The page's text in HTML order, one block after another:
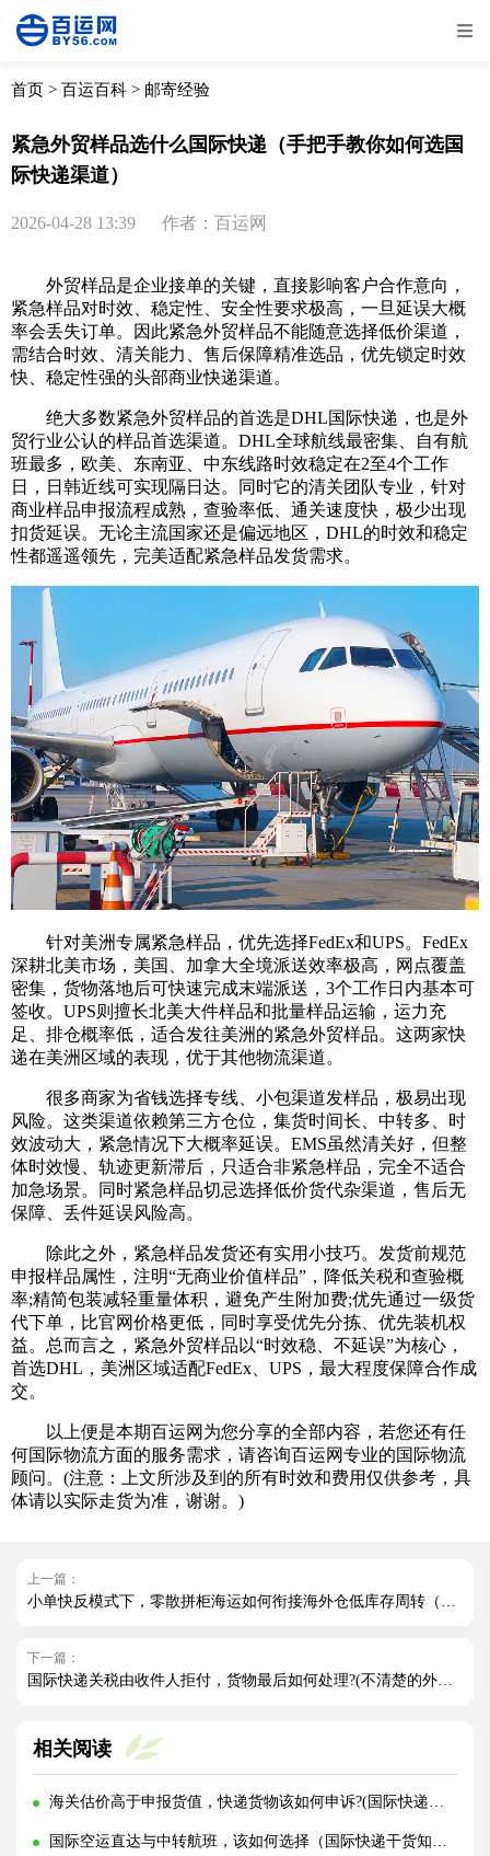
全部 物流资讯
首页 > 百运百科 > 邮寄经验
紧急外贸样品选什么国际快递（手把手教你如何选国
际快递渠道）
2026-04-28 13:39 作者：百运网
外贸样品是企业接单的关键，直接影响客户合作意向，
紧急样品对时效、稳定性、安全性要求极高，一旦延误大概
率会丢失订单。因此紧急外贸样品不能随意选择低价渠道，
需结合时效、清关能力、售后保障精准选品，优先锁定时效
快、稳定性强的头部商业快递渠道。
绝大多数紧急外贸样品的首选是DHL国际快递，也是外
贸行业公认的样品首选渠道。DHL全球航线最密集、自有航
班最多，欧美、东南亚、中东线路时效稳定在2至4个工作
日，日韩近线可实现隔日达。同时它的清关团队专业，针对
商业样品申报流程成熟，查验率低、通关速度快，极少出现
扣货延误。无论主流国家还是偏远地区，DHL的时效和稳定
性都遥遥领先，完美适配紧急样品发货需求。
针对美洲专属紧急样品，优先选择FedEx和UPS。FedEx
深耕北美市场，美国、加拿大全境派送效率极高，网点覆盖
密集，货物落地后可快速完成末端派送，3个工作日内基本可
签收。UPS则擅长北美大件样品和批量样品运输，运力充
足、排仓概率低，适合发往美洲的紧急外贸样品。这两家快
递在美洲区域的表现，优于其他物流渠道。
很多商家为省钱选择专线、小包渠道发样品，极易出现
风险。这类渠道依赖第三方仓位，集货时间长、中转多、时
效波动大，紧急情况下大概率延误。EMS虽然清关好，但整
体时效慢、轨迹更新滞后，只适合非紧急样品，完全不适合
加急场景。同时紧急样品切忌选择低价货代杂渠道，售后无
保障、丢件延误风险高。
除此之外，紧急样品发货还有实用小技巧。发货前规范
申报样品属性，注明“无商业价值样品”，降低关税和查验概
率;精简包装减轻重量体积，避免产生附加费;优先通过一级货
代下单，比官网价格更低，同时享受优先分拣、优先装机权
益。总而言之，紧急外贸样品以“时效稳、不延误”为核心，
首选DHL，美洲区域适配FedEx、UPS，最大程度保障合作成
交。
以上便是本期百运网为您分享的全部内容，若您还有任
何国际物流方面的服务需求，请咨询百运网专业的国际物流
顾问。(注意：上文所涉及到的所有时效和费用仅供参考，具
体请以实际走货为准，谢谢。)
上一篇：
小单快反模式下，零散拼柜海运如何衔接海外仓低库存周转（国际海运干货知识分享）
下一篇：
国际快递关税由收件人拒付，货物最后如何处理?(不清楚的外贸人看过来)
相关阅读
海关估价高于申报货值，快递货物该如何申诉?(国际快递干货知识分享)
国际空运直达与中转航班，该如何选择（国际快递干货知识分享）